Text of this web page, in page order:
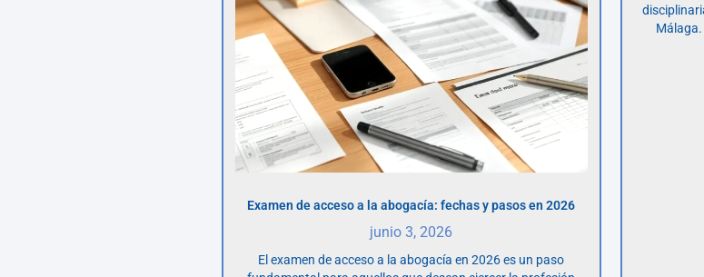
Examen de acceso a la abogacía: fechas y pasos en 2026
junio 3, 2026
El examen de acceso a la abogacía en 2026 es un paso
Málaga.